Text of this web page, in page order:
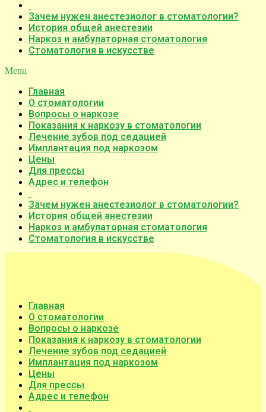
Зачем нужен анестезиолог в стоматологии?
История общей анестезии
Наркоз и амбулаторная стоматология
Стоматология в искусстве
Menu
Главная
О стоматологии
Вопросы о наркозе
Показания к наркозу в стоматологии
Лечение зубов под седацией
Имплантация под наркозом
Цены
Для прессы
Адрес и телефон
Зачем нужен анестезиолог в стоматологии?
История общей анестезии
Наркоз и амбулаторная стоматология
Стоматология в искусстве
Главная
О стоматологии
Вопросы о наркозе
Показания к наркозу в стоматологии
Лечение зубов под седацией
Имплантация под наркозом
Цены
Для прессы
Адрес и телефон